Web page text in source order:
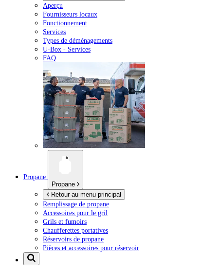
Aperçu
Fournisseurs locaux
Fonctionnement
Services
Types de déménagements
U-Box - Services
FAQ
Propane
Propane
Retour au menu principal
Remplissage de propane
Accessoires pour le gril
Grils et fumoirs
Chaufferettes portatives
Réservoirs de propane
Pièces et accessoires pour réservoir